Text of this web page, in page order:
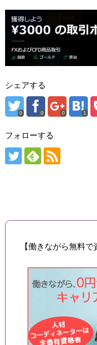
シェアする
0 0 0 1
フォローする
【働きながら無料